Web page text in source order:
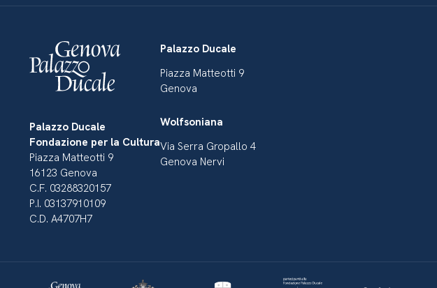
Palazzo Ducale
Fondazione per la Cultura
Piazza Matteotti 9
16123 Genova
C.F. 03288320157
P.I. 03137910109
C.D. A4707H7
Palazzo Ducale
Piazza Matteotti 9
Genova
Wolfsoniana
Via Serra Gropallo 4
Genova Nervi